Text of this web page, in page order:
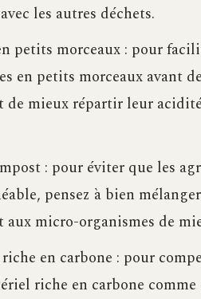
les autres déchets.
petits morceaux : pour
en petits morceaux avant
de mieux répartir leur
: pour éviter que les
pensez à bien
micro-organismes de
en carbone : pour
riche en carbone